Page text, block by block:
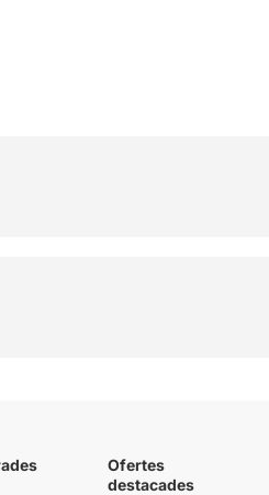
Ofertes
destacades